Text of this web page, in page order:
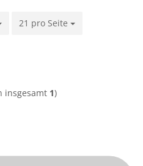
21 pro Seite
pro Seite
insgesamt 1)